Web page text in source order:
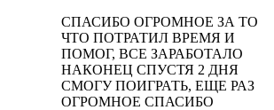
СПАСИБО ОГРОМНОЕ ЗА ТО
ЧТО ПОТРАТИЛ ВРЕМЯ И
ПОМОГ, ВСЕ ЗАРАБОТАЛО
НАКОНЕЦ СПУСТЯ 2 ДНЯ
СМОГУ ПОИГРАТЬ, ЕЩЕ РАЗ
ОГРОМНОЕ СПАСИБО